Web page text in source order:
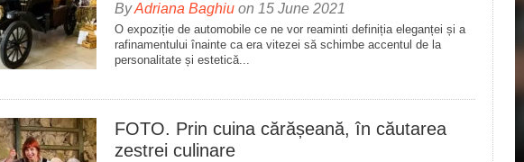
ByAdriana Baghiu on 15 June 2021
O expoziție de automobile ce ne vor reaminti definiția eleganței și a
rafinamentului înainte ca era vitezei să schimbe accentul de la
personalitate și estetică...
FOTO. Prin cuina cărășeană, în căutarea
zestrei culinare